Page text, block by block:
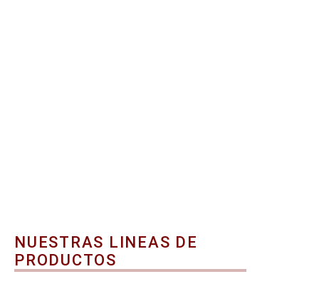
NUESTRAS LINEAS DE
PRODUCTOS